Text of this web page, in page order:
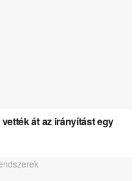
át az irányítást egy